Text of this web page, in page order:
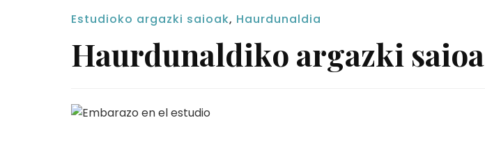
Estudioko argazki saioak, Haurdunaldia
Haurdunaldiko argazki saioa